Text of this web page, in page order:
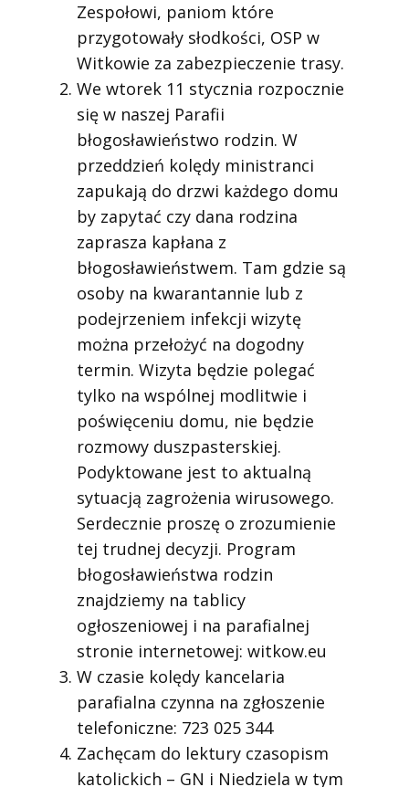
Zespołowi, paniom które
przygotowały słodkości, OSP w
Witkowie za zabezpieczenie trasy.
We wtorek 11 stycznia rozpocznie
się w naszej Parafii
błogosławieństwo rodzin. W
przeddzień kolędy ministranci
zapukają do drzwi każdego domu
by zapytać czy dana rodzina
zaprasza kapłana z
błogosławieństwem. Tam gdzie są
osoby na kwarantannie lub z
podejrzeniem infekcji wizytę
można przełożyć na dogodny
termin. Wizyta będzie polegać
tylko na wspólnej modlitwie i
poświęceniu domu, nie będzie
rozmowy duszpasterskiej.
Podyktowane jest to aktualną
sytuacją zagrożenia wirusowego.
Serdecznie proszę o zrozumienie
tej trudnej decyzji. Program
błogosławieństwa rodzin
znajdziemy na tablicy
ogłoszeniowej i na parafialnej
stronie internetowej: witkow.eu
W czasie kolędy kancelaria
parafialna czynna na zgłoszenie
telefoniczne: 723 025 344
Zachęcam do lektury czasopism
katolickich – GN i Niedziela w tym